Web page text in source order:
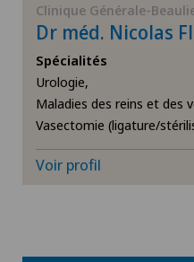
Maladies des reins et
Mammographie
Médecine du sport
Clinique Générale-
Dr méd. Nicolas
Spécialités
Urologie,
Maladies des reins et des
Vasectomie (ligature/
Voir profil